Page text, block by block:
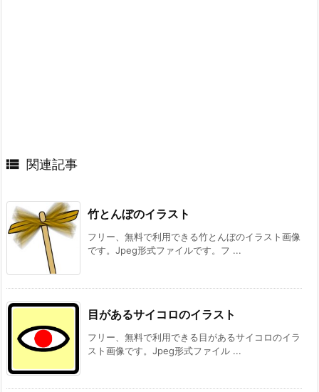
 関連記事
竹とんぼのイラスト
フリー、無料で利用できる竹とんぼのイラスト画像
です。Jpeg形式ファイルです。フ ...
目があるサイコロのイラスト
フリー、無料で利用できる目があるサイコロのイラ
スト画像です。Jpeg形式ファイル ...